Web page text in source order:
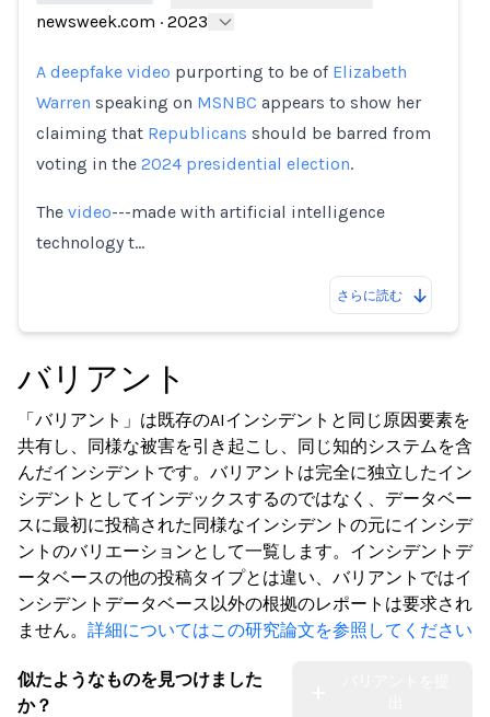
newsweek.com · 2023
A deepfake video purporting to be of Elizabeth
Warren speaking on MSNBC appears to show her
claiming that Republicans should be barred from
voting in the 2024 presidential election.
The video---made with artificial intelligence
technology t…
さらに読む
バリアント
「バリアント」は既存のAIインシデントと同じ原因要素を
共有し、同様な被害を引き起こし、同じ知的システムを含
んだインシデントです。バリアントは完全に独立したイン
シデントとしてインデックスするのではなく、データベー
スに最初に投稿された同様なインシデントの元にインシデ
ントのバリエーションとして一覧します。インシデントデ
ータベースの他の投稿タイプとは違い、バリアントではイ
ンシデントデータベース以外の根拠のレポートは要求され
ません。 詳細についてはこの研究論文を参照してください
似たようなものを見つけました
か？